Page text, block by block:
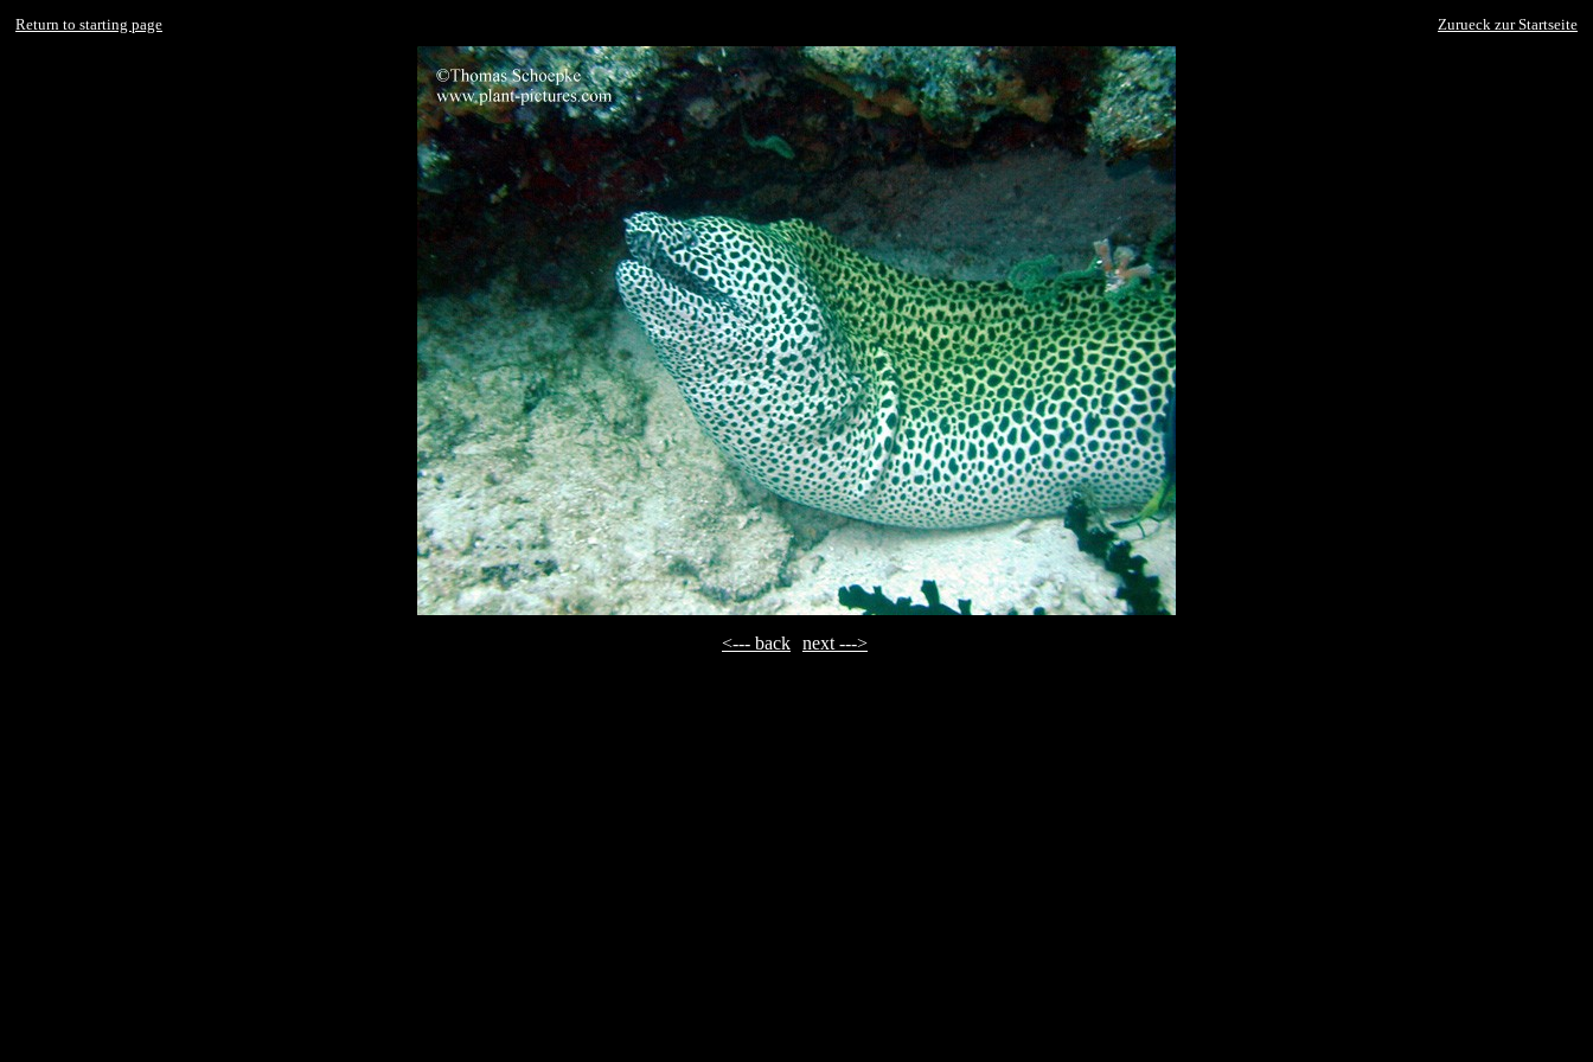
Return to starting page Zurueck zur Startseite
<--- back next --->